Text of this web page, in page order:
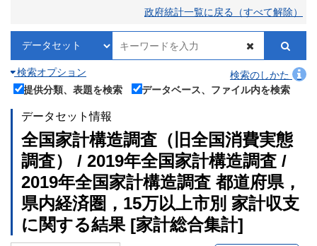
政府統計一覧に戻る（すべて解除）
検索オプション
検索のしかた
提供分類、表題を検索
データベース、ファイル内を検索
データセット情報
全国家計構造調査（旧全国消費実態
調査） / 2019年全国家計構造調査 /
2019年全国家計構造調査 都道府県，
県内経済圏，15万以上市別 家計収支
に関する結果 [家計総合集計]